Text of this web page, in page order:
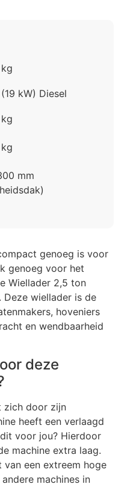
genoeg is voor
genoeg voor het
Wiellader 2,5 ton
wiellader is de
hoveniers
en wendbaarheid
deze
zich door zijn
heeft een verlaagd
voor jou? Hierdoor
machine extra laag.
een extreem hoge
machines in
kW) Diesel
mm